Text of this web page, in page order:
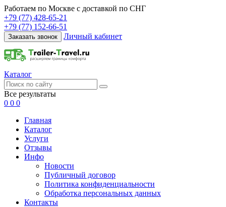
Работаем по Москве с доставкой по СНГ
+79 (77) 428-65-21
+79 (77) 152-66-51
Заказать звонок Личный кабинет
Каталог
Все результаты
0 0 0
Главная
Каталог
Услуги
Отзывы
Инфо
Новости
Публичный договор
Политика конфиденциальности
Обработка персональных данных
Контакты